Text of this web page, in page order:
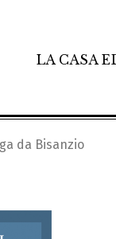
LA CASA
da Bisanzio